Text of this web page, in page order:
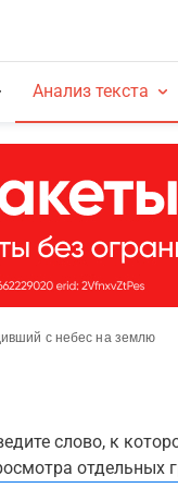
Анализ текста
с небес на землю
слово, к
отдельных